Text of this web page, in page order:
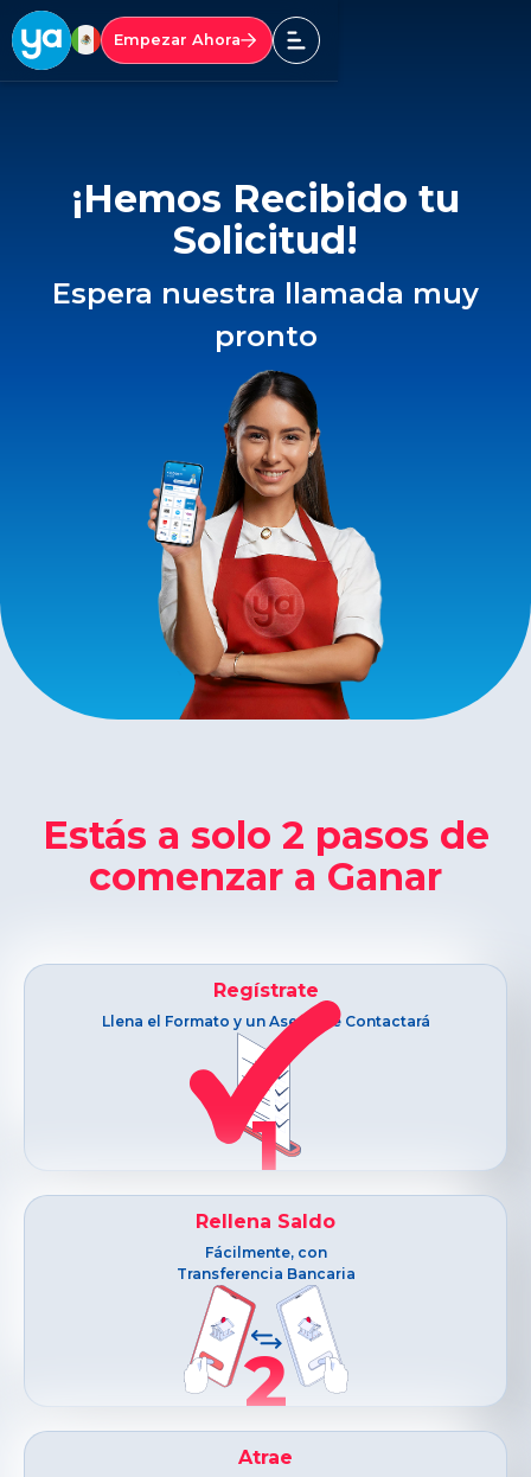
Empezar Ahora
¡Hemos Recibido tu
Solicitud!
Espera nuestra llamada muy
pronto
Estás a solo 2 pasos de
comenzar a Ganar
Regístrate
Llena el Formato y un Asesor te Contactará
1
Rellena Saldo
Fácilmente, con
Transferencia Bancaria
2
Atrae